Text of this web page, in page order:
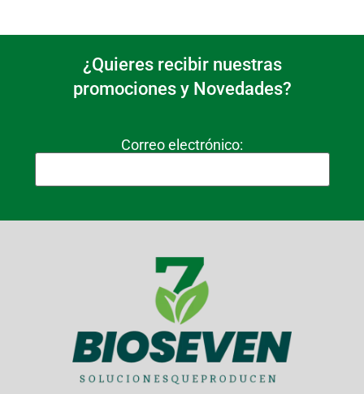
¿Quieres recibir nuestras
promociones y Novedades?
Correo electrónico: